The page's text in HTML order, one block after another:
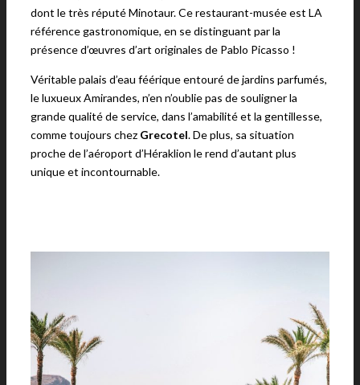
dont le très réputé Minotaur. Ce restaurant-musée est LA
référence gastronomique, en se distinguant par la
présence d’œuvres d’art originales de Pablo Picasso !
Véritable palais d’eau féérique entouré de jardins parfumés,
le luxueux Amirandes, n’en n’oublie pas de souligner la
grande qualité de service, dans l’amabilité et la gentillesse,
comme toujours chez Grecotel. De plus, sa situation
proche de l’aéroport d’Héraklion le rend d’autant plus
unique et incontournable.